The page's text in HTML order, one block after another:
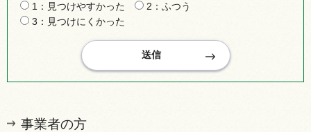
1：見つけやすかった
2：ふつう
3：見つけにくかった
事業者の方